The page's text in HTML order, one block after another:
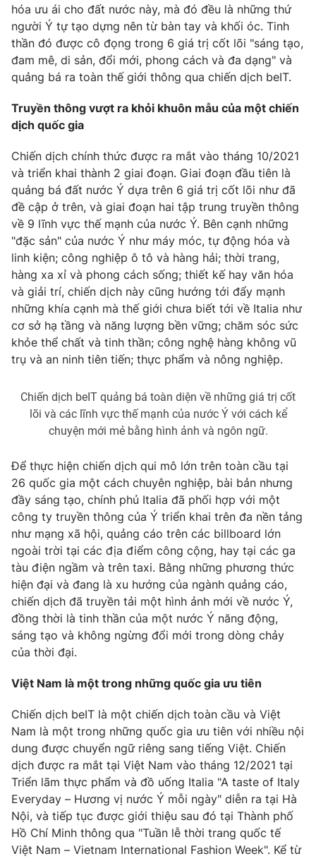
Theo dõi báo trên
Cơ quan chủ quản:Đài Truyền hình Việt Nam
Cơ quan báo chí:Thời báo VTV
Giấy phép hoạt động báo in và báo điện tử số 483/GP-BTTTT
cấp ngày 29/12/2023
Phó Tổng Biên tập: Nguyễn Thị Mỹ Hạnh, Phạm Quốc Thắng,
Nguyễn Trọng Ninh
Tổng đài VTV:024.38 355 931 - 024.38 355 932
Ðiện thoại Thời báo VTV: 024.66 897 897
Email:toasoan@vtv.vn
Liên hệ quảng cáo:
024-7300.7108
thuận bằng văn bản. Ghi rõ nguồn VTV.vn khi phát hành lại
thông tin từ website này.
hóa ưu ái cho đất nước này, mà đó đều là những thứ
người Ý tự tạo dựng nên từ bàn tay và khối óc. Tinh
thần đó được cô đọng trong 6 giá trị cốt lõi "sáng tạo,
đam mê, di sản, đổi mới, phong cách và đa dạng" và
quảng bá ra toàn thế giới thông qua chiến dịch beIT.
Truyền thông vượt ra khỏi khuôn mẫu của một chiến
dịch quốc gia
Chiến dịch chính thức được ra mắt vào tháng 10/2021
và triển khai thành 2 giai đoạn. Giai đoạn đầu tiên là
quảng bá đất nước Ý dựa trên 6 giá trị cốt lõi như đã
đề cập ở trên, và giai đoạn hai tập trung truyền thông
về 9 lĩnh vực thế mạnh của nước Ý. Bên cạnh những
"đặc sản" của nước Ý như máy móc, tự động hóa và
linh kiện; công nghiệp ô tô và hàng hải; thời trang,
hàng xa xỉ và phong cách sống; thiết kế hay văn hóa
và giải trí, chiến dịch này cũng hướng tới đẩy mạnh
những khía cạnh mà thế giới chưa biết tới về Italia như
cơ sở hạ tầng và năng lượng bền vững; chăm sóc sức
khỏe thể chất và tinh thần; công nghệ hàng không vũ
trụ và an ninh tiên tiến; thực phẩm và nông nghiệp.
Chiến dịch beIT quảng bá toàn diện về những giá trị cốt
lõi và các lĩnh vực thế mạnh của nước Ý với cách kể
chuyện mới mẻ bằng hình ảnh và ngôn ngữ.
Để thực hiện chiến dịch qui mô lớn trên toàn cầu tại
26 quốc gia một cách chuyên nghiệp, bài bản nhưng
đầy sáng tạo, chính phủ Italia đã phối hợp với một
công ty truyền thông của Ý triển khai trên đa nền tảng
như mạng xã hội, quảng cáo trên các billboard lớn
ngoài trời tại các địa điểm công cộng, hay tại các ga
tàu điện ngầm và trên taxi. Bằng những phương thức
hiện đại và đang là xu hướng của ngành quảng cáo,
chiến dịch đã truyền tải một hình ảnh mới về nước Ý,
đồng thời là tinh thần của một nước Ý năng động,
sáng tạo và không ngừng đổi mới trong dòng chảy
của thời đại.
Việt Nam là một trong những quốc gia ưu tiên
Chiến dịch beIT là một chiến dịch toàn cầu và Việt
Nam là một trong những quốc gia ưu tiên với nhiều nội
dung được chuyển ngữ riêng sang tiếng Việt. Chiến
dịch được ra mắt tại Việt Nam vào tháng 12/2021 tại
Triển lãm thực phẩm và đồ uống Italia "A taste of Italy
Everyday – Hương vị nước Ý mỗi ngày" diễn ra tại Hà
Nội, và tiếp tục được giới thiệu sau đó tại Thành phố
Hồ Chí Minh thông qua "Tuần lễ thời trang quốc tế
Việt Nam – Vietnam International Fashion Week". Kể từ